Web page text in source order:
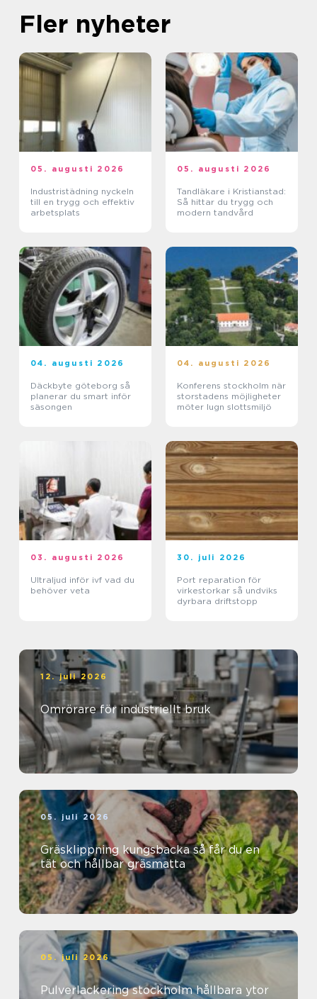
Fler nyheter
05. augusti 2026
Industristädning nyckeln
till en trygg och effektiv
arbetsplats
05. augusti 2026
Tandläkare i Kristianstad:
Så hittar du trygg och
modern tandvård
04. augusti 2026
Däckbyte göteborg så
planerar du smart inför
säsongen
04. augusti 2026
Konferens stockholm när
storstadens möjligheter
möter lugn slottsmiljö
03. augusti 2026
Ultraljud inför ivf vad du
behöver veta
30. juli 2026
Port reparation för
virkestorkar så undviks
dyrbara driftstopp
12. juli 2026
Omrörare för industriellt bruk
05. juli 2026
Gräsklippning kungsbacka så får du en
tät och hållbar gräsmatta
05. juli 2026
Pulverlackering stockholm hållbara ytor